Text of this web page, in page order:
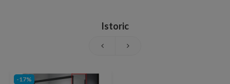
Istoric
-17%